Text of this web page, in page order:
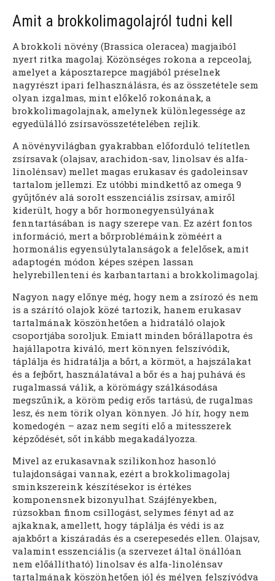
Amit a brokkolimagolajról tudni kell
A brokkoli növény (Brassica oleracea) magjaiból
nyert ritka magolaj. Közönséges rokona a repceolaj,
amelyet a káposztarepce magjából préselnek
nagyrészt ipari felhasználásra, és az összetétele sem
olyan izgalmas, mint előkelő rokonának, a
brokkolimagolajnak, amelynek különlegessége az
egyedülálló zsírsavösszetételében rejlik.
A növényvilágban gyakrabban előforduló telítetlen
zsírsavak (olajsav, arachidon-sav, linolsav és alfa-
linolénsav) mellet magas erukasav és gadoleinsav
tartalom jellemzi. Ez utóbbi mindkettő az omega 9
gyűjtőnév alá sorolt esszenciális zsírsav, amiről
kiderült, hogy a bőr hormonegyensúlyának
fenntartásában is nagy szerepe van. Ez azért fontos
információ, mert a bőrproblémáink zöméért a
hormonális egyensúlytalanságok a felelősek, amit
adaptogén módon képes szépen lassan
helyrebillenteni és karbantartani a brokkolimagolaj.
Nagyon nagy előnye még, hogy nem a zsírozó és nem
is a szárító olajok közé tartozik, hanem erukasav
tartalmának köszönhetően a hidratáló olajok
csoportjába soroljuk. Emiatt minden bőrállapotra és
hajállapotra kiváló, mert könnyen felszívódik,
táplálja és hidratálja a bőrt, a körmöt, a hajszálakat
és a fejbőrt, használatával a bőr és a haj puhává és
rugalmassá válik, a körömágy szálkásodása
megszűnik, a köröm pedig erős tartású, de rugalmas
lesz, és nem törik olyan könnyen. Jó hír, hogy nem
komedogén – azaz nem segíti elő a mitesszerek
képződését, sőt inkább megakadályozza.
Mivel az erukasavnak szilikonhoz hasonló
tulajdonságai vannak, ezért a brokkolimagolaj
sminkszereink készítésekor is értékes
komponensnek bizonyulhat. Szájfényekben,
rúzsokban finom csillogást, selymes fényt ad az
ajkaknak, amellett, hogy táplálja és védi is az
ajakbőrt a kiszáradás és a cserepesedés ellen. Olajsav,
valamint esszenciális (a szervezet által önállóan
nem előállítható) linolsav és alfa-linolénsav
tartalmának köszönhetően jól és mélyen felszívódva